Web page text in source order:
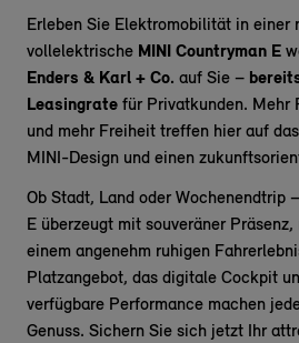
Erleben Sie Elektromobilität in einer
vollelektrische MINI Countryman E
Enders & Karl + Co. auf Sie –
Leasingrate für Privatkunden. Mehr
und mehr Freiheit treffen hier auf
MINI-Design und einen
Ob Stadt, Land oder Wochenendtrip
E überzeugt mit souveräner
einem angenehm ruhigen
Platzangebot, das digitale Cockpit
verfügbare Performance machen
Genuss. Sichern Sie sich jetzt Ihr